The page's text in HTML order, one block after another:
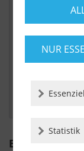
Von: Sid
Am:
ohne dass sie
Bewertung
NUR
Statistik